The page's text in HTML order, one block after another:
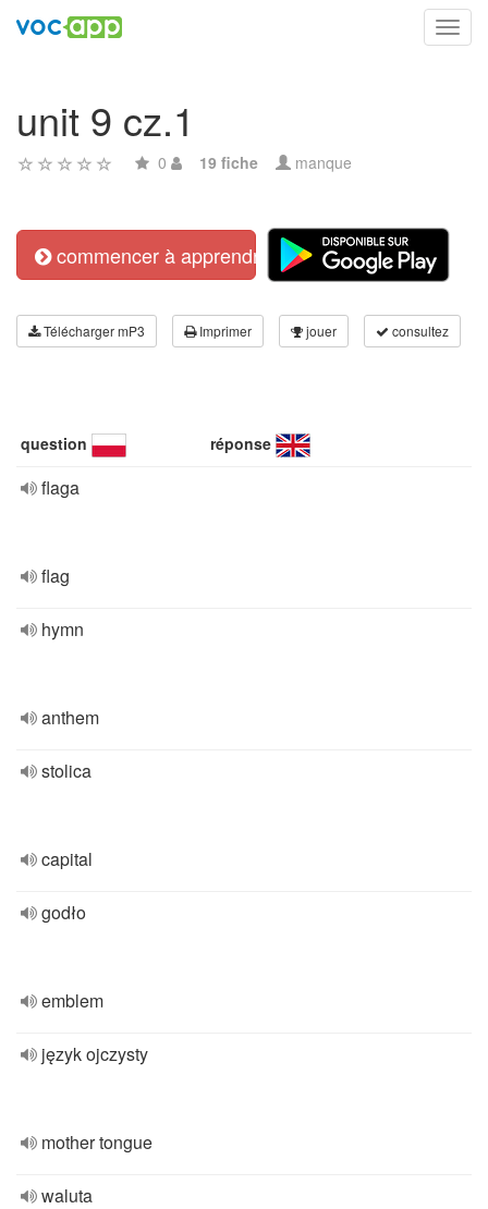
unit 9 cz.1
0 19 fiche manque
commencer à apprendre
Télécharger mP3 Imprimer jouer consultez
question réponse
flaga
flag
hymn
anthem
stolica
capital
godło
emblem
język ojczysty
mother tongue
waluta